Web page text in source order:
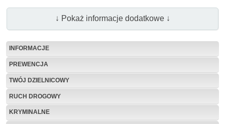
↓ Pokaż informacje dodatkowe ↓
INFORMACJE
PREWENCJA
TWÓJ DZIELNICOWY
RUCH DROGOWY
KRYMINALNE